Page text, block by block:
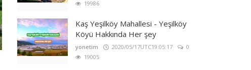
19986
Kaş Yeşilköy Mahallesi - Yeşilköy
Köyü Hakkında Her şey
yonetim 2020/05/17UTC19:05:17
0
19005